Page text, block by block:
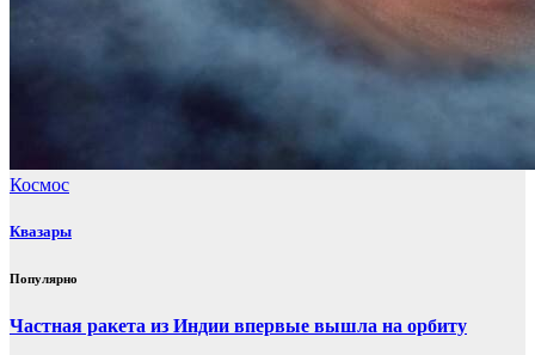
Космос
Квазары
Популярно
Частная ракета из Индии впервые вышла на орбиту